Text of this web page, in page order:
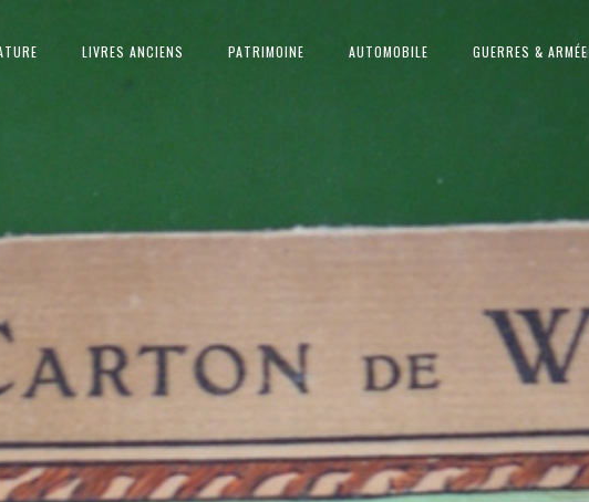
LIVRES ANCIENS PATRIMOINE AUTOMOBILE GUERRES & ARMÉE